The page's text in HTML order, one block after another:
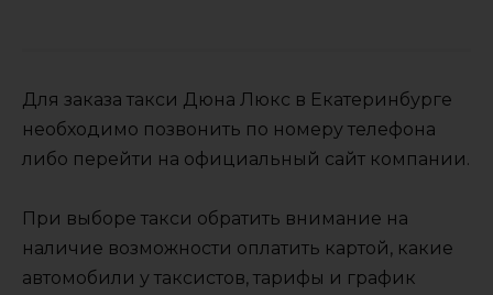
Для заказа такси Дюна Люкс в Екатеринбурге
необходимо позвонить по номеру телефона
либо перейти на официальный сайт компании.
При выборе такси обратить внимание на
наличие возможности оплатить картой, какие
автомобили у таксистов, тарифы и график